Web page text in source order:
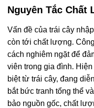
Nguyên Tắc Chất
Vấn đề của trái cây
còn tới chất lượng.
cách nghiêm ngặt để
viên trong gia đình.
biệt từ trái cây, đang
bắt bức tranh tổng thể
bảo nguồn gốc, chất